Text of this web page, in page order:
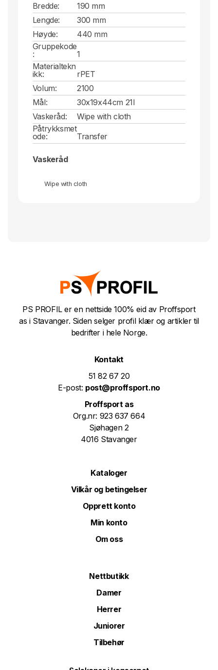
Bredde:
190 mm
Lengde:
300 mm
Høyde:
440 mm
Gruppekode
:
1
Materialtekn
ikk:
rPET
Volum:
2100
Mål:
30x19x44cm 21l
Vaskeråd:
Wipe with cloth
Påtrykksmet
ode:
Transfer
Vaskeråd
Wipe with cloth
PS PROFIL er en nettside 100% eid av Proffsport
as i Stavanger. Siden selger profil klær og artikler til
bedrifter i hele Norge.
Kontakt
51 82 67 20
E-post: post@proffsport.no
Proffsport as
Org.nr: 923 637 664
Sjøhagen 2
4016 Stavanger
Kataloger
Vilkår og betingelser
Opprett konto
Min konto
Om oss
Nettbutikk
Damer
Herrer
Juniorer
Tilbehør